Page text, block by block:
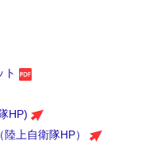
ト
HP)
陸上自衛隊HP）